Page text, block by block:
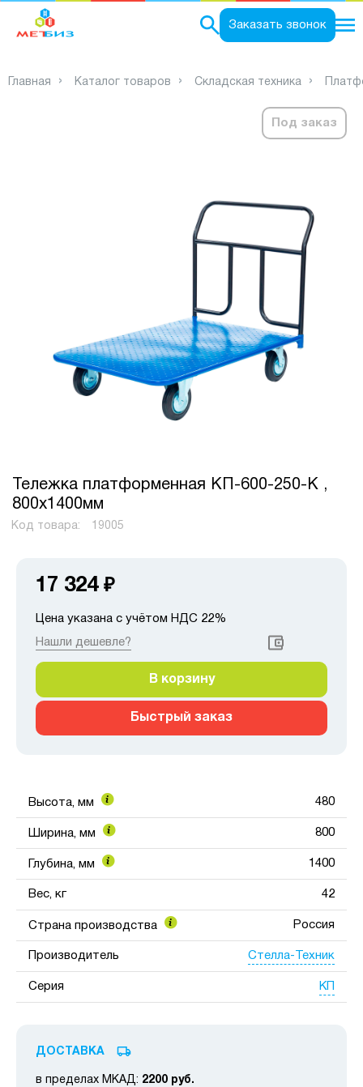
Заказать звонок
Главная Каталог товаров Складская техника
Под заказ
Тележка платформенная КП-600-250-К ,
800х1400мм
Код товара: 19005
17 324 ₽
Цена указана с учётом НДС 22%
Нашли дешевле?
В корзину
Быстрый заказ
Высота, мм 480
Ширина, мм 800
Глубина, мм 1400
Вес, кг 42
Страна производства Россия
Производитель Стелла-Техник
Серия КП
ДОСТАВКА
в пределах МКАД: 2200 руб.